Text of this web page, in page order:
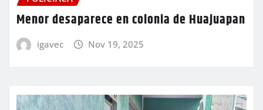
Menor desaparece en colonia de Huajuapan
igavec Nov 19, 2025